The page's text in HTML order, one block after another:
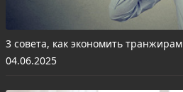
3 совета, как экономить транжирам
04.06.2025